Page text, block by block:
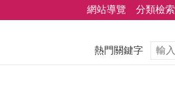
網站導覽 分類檢索
熱門關鍵字